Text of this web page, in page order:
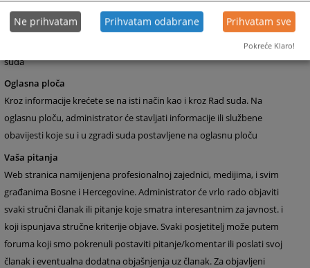
Klikom na neku od kategorija možete dobiti informacije: o
dokumentima koje na sudu možete dobiti, o samoj organizaciji suda,
o statistici o protoku predmeta, o osnivanju suda, o uposlenicima
suda
Oglasna ploča
Kroz informacije krećete se na isti način kao i kroz Rad suda. Na
oglasnu ploču, administrator će stavljati informacije ili službene
obavijesti koje su i u zgradi suda postavljene na oglasnu ploču
Vaša pitanja
Web stranica namijenjena profesionalnoj zajednici, medijima, i svim
građanima Bosne i Hercegovine. Administrator će vrlo rado objaviti
svaki stručni članak ili pitanje koje smatra interesantnim za javnost. i
koji ispunjava stručne kriterije objave. Svaki posjetitelj može putem
foruma koji smo pokrenuli postaviti pitanje/komentar ili poslati svoj
članak i eventualna dodatna objašnjenja uz članak. Za objavljeni
Ne prihvatam Prihvatam odabrane Prihvatam sve
Pokreće Klaro!